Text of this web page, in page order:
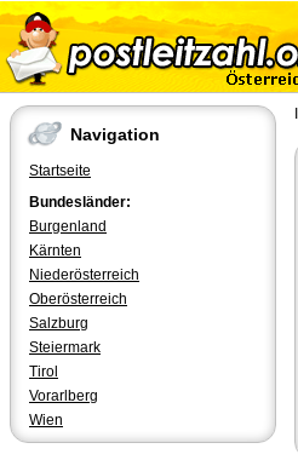
Navigation
Startseite
Bundesländer:
Burgenland
Kärnten
Niederösterreich
Oberösterreich
Salzburg
Steiermark
Tirol
Vorarlberg
Wien